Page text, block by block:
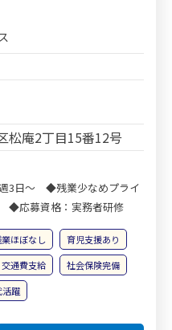
松庵2丁目15番12号
3日～ ◆残業少なめプライ
応募資格：実務者研修
ほぼなし
育児支援あり
交通費支給
社会保険完備
活躍